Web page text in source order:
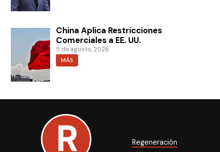
China Aplica Restricciones
Comerciales a EE. UU.
5 de agosto, 2026
MÁS
Regeneración